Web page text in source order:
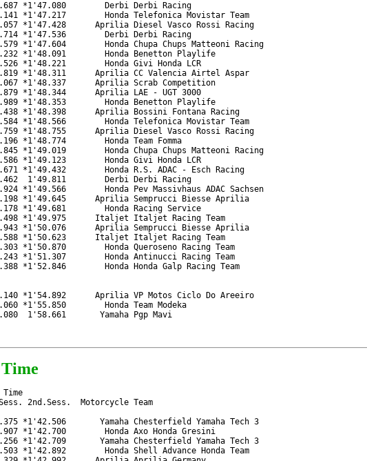
*1'47.080        Derbi Derbi Racing
*1'47.217        Honda Telefonica Movistar Team
*1'47.428      Aprilia Diesel Vasco Rossi Racing
*1'47.536        Derbi Derbi Racing
*1'47.604        Honda Chupa Chups Matteoni Racing
*1'48.091        Honda Benetton Playlife
*1'48.221        Honda Givi Honda LCR
*1'48.311      Aprilia CC Valencia Airtel Aspar
*1'48.337      Aprilia Scrab Competition
*1'48.344      Aprilia LAE - UGT 3000
*1'48.353        Honda Benetton Playlife
*1'48.398      Aprilia Bossini Fontana Racing
*1'48.566        Honda Telefonica Movistar Team
*1'48.755      Aprilia Diesel Vasco Rossi Racing
Honda Team Fomma
*1'49.019        Honda Chupa Chups Matteoni Racing
*1'49.123        Honda Givi Honda LCR
*1'49.432        Honda R.S. ADAC - Esch Racing
1'49.811        Derbi Derbi Racing
*1'49.566        Honda Pev Massivhaus ADAC Sachsen
*1'49.645      Aprilia Semprucci Biesse Aprilia
*1'49.681        Honda Racing Service
*1'49.975      Italjet Italjet Racing Team
*1'50.076      Aprilia Semprucci Biesse Aprilia
*1'50.623      Italjet Italjet Racing Team
*1'50.870        Honda Queroseno Racing Team
*1'51.307        Honda Antinucci Racing Team
*1'52.846        Honda Honda Galp Racing Team
*1'54.892      Aprilia VP Motos Ciclo Do Areeiro
*1'55.850        Honda Team Modeka
1'58.661       Yamaha Pgp Mavi
Time
2nd.Sess.  Motorcycle Team
*1'42.506       Yamaha Chesterfield Yamaha Tech 3
*1'42.700        Honda Axo Honda Gresini
*1'42.709       Yamaha Chesterfield Yamaha Tech 3
*1'42.892        Honda Shell Advance Honda Team